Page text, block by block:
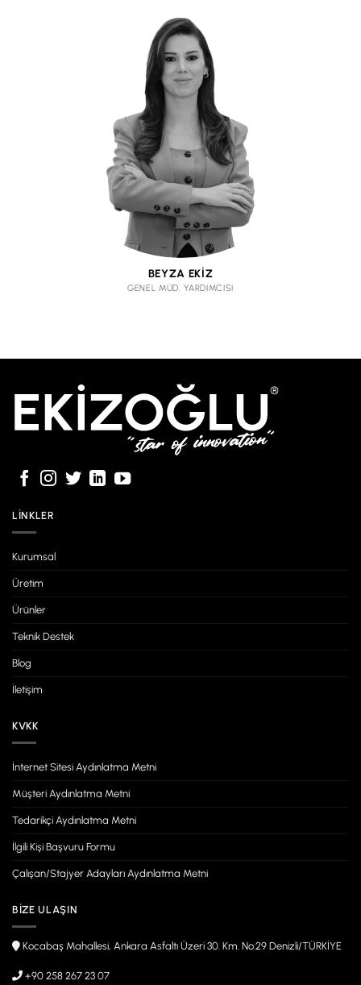
BEYZA EKİZ
GENEL MÜD. YARDIMCISI
LINKLER
Kurumsal
Üretim
Ürünler
Teknik Destek
Blog
İletişim
KVKK
İnternet Sitesi Aydınlatma Metni
Müşteri Aydınlatma Metni
Tedarikçi Aydınlatma Metni
İlgili Kişi Başvuru Formu
Çalışan/Stajyer Adayları Aydınlatma Metni
BIZE ULAŞIN
Kocabaş Mahallesi, Ankara Asfaltı Üzeri 30. Km. No:29 Denizli/TÜRKİYE
+90 258 267 23 07